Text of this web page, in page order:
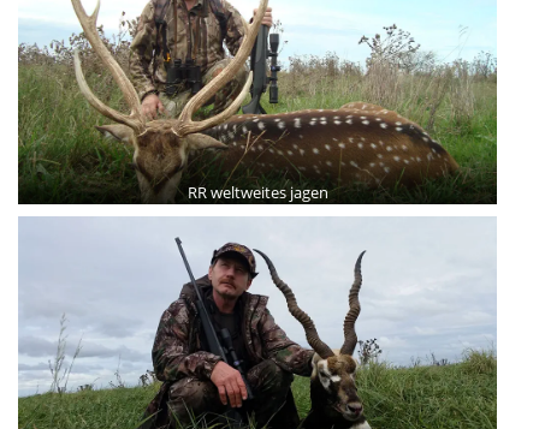
RR weltweites jagen